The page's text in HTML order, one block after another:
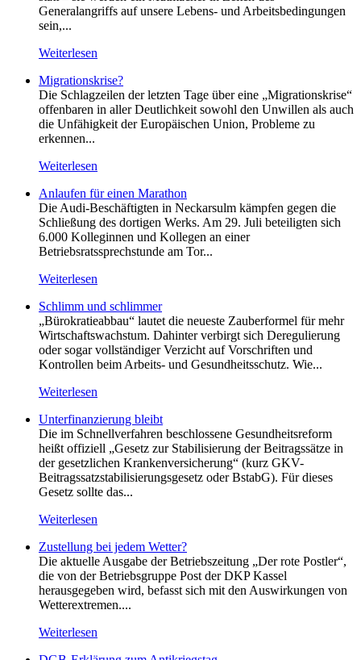
Generalangriffs auf unsere Lebens- und Arbeitsbedingungen
sein,...
Weiterlesen
Migrationskrise?
Die Schlagzeilen der letzten Tage über eine „Migrationskrise“
offenbaren in aller Deutlichkeit sowohl den Unwillen als auch
die Unfähigkeit der Europäischen Union, Probleme zu
erkennen...
Weiterlesen
Anlaufen für einen Marathon
Die Audi-Beschäftigten in Neckarsulm kämpfen gegen die
Schließung des dortigen Werks. Am 29. Juli beteiligten sich
6.000 Kolleginnen und Kollegen an einer
Betriebsratssprechstunde am Tor...
Weiterlesen
Schlimm und schlimmer
„Bürokratieabbau“ lautet die neueste Zauberformel für mehr
Wirtschaftswachstum. Dahinter verbirgt sich Deregulierung
oder sogar vollständiger Verzicht auf Vorschriften und
Kontrollen beim Arbeits- und Gesundheitsschutz. Wie...
Weiterlesen
Unterfinanzierung bleibt
Die im Schnellverfahren beschlossene Gesundheitsreform
heißt offiziell „Gesetz zur Stabilisierung der Beitragssätze in
der gesetzlichen Krankenversicherung“ (kurz GKV-
Beitragssatzstabilisierungsgesetz oder BstabG). Für dieses
Gesetz sollte das...
Weiterlesen
Zustellung bei jedem Wetter?
Die aktuelle Ausgabe der Betriebszeitung „Der rote Postler“,
die von der Betriebsgruppe Post der DKP Kassel
herausgegeben wird, befasst sich mit den Auswirkungen von
Wetterextremen....
Weiterlesen